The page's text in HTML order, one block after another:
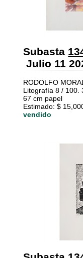
Subasta
Julio 11
RODOLFO
Litografía 8 / 100.
67 cm papel
Estimado: $
vendido